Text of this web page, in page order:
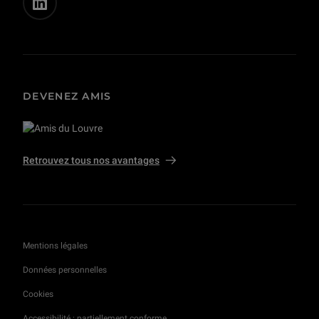
DEVENEZ AMIS
Retrouvez tous nos avantages
Mentions légales
Données personnelles
Cookies